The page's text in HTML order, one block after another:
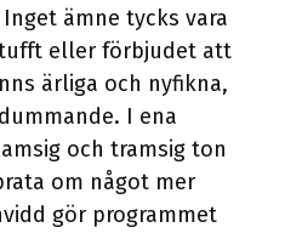
ämne tycks vara
eller förbjudet att
ärliga och nyfikna,
I ena
och tramsig ton
om något mer
gör programmet